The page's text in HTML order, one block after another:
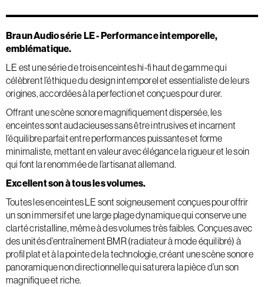
Braun Audio série LE - Performance intemporelle,
emblématique.
LE est une série de trois enceintes hi-fi haut de gamme qui
célèbrent l’éthique du design intemporel et essentialiste de leurs
origines, accordées à la perfection et conçues pour durer.
Offrant une scène sonore magnifiquement dispersée, les
enceintes sont audacieuses sans être intrusives et incarnent
l’équilibre parfait entre performances puissantes et forme
minimaliste, mettant en valeur avec élégance la rigueur et le soin
qui font la renommée de l’artisanat allemand.
Excellent son à tous les volumes.
Toutes les enceintes LE sont soigneusement conçues pour offrir
un son immersif et une large plage dynamique qui conserve une
clarté cristalline, même à des volumes très faibles. Conçues avec
des unités d’entraînement BMR (radiateur à mode équilibré) à
profil plat et à la pointe de la technologie, créant une scène sonore
panoramique non directionnelle qui saturera la pièce d’un son
magnifique et riche.